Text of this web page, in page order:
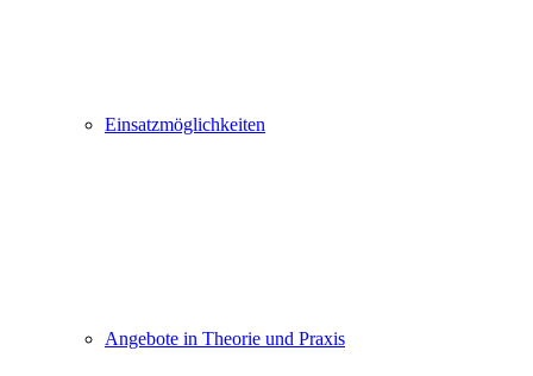
Einsatzmöglichkeiten
Angebote in Theorie und Praxis